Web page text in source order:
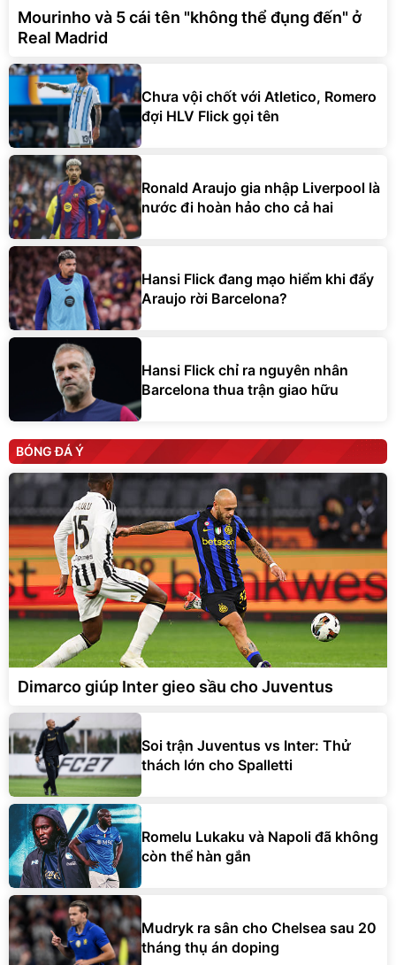
Mourinho và 5 cái tên "không thể đụng đến" ở
Real Madrid
Chưa vội chốt với Atletico, Romero
đợi HLV Flick gọi tên
Ronald Araujo gia nhập Liverpool là
nước đi hoàn hảo cho cả hai
Hansi Flick đang mạo hiểm khi đẩy
Araujo rời Barcelona?
Hansi Flick chỉ ra nguyên nhân
Barcelona thua trận giao hữu
BÓNG ĐÁ Ý
Dimarco giúp Inter gieo sầu cho Juventus
Soi trận Juventus vs Inter: Thử
thách lớn cho Spalletti
Romelu Lukaku và Napoli đã không
còn thể hàn gắn
Mudryk ra sân cho Chelsea sau 20
tháng thụ án doping